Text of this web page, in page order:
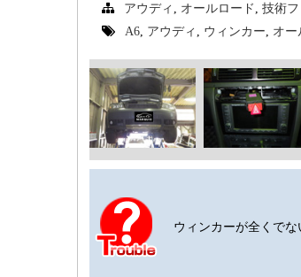
アウディ オールロード ,技術
A6, アウディ , ウィンカー, オー
ウィンカーが全くでな